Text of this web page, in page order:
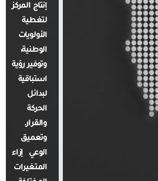
إنتاج المركز
لتغطية
الأولويات
الوطنية،
وتوفير رؤية
استباقية
لبدائل
الحركة
والقرار.
وتعميق
الوعي إزاء
المتغيرات